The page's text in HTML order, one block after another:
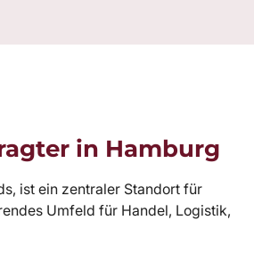
in Hamburg
ist ein zentraler Standort für
Umfeld für Handel, Logistik,